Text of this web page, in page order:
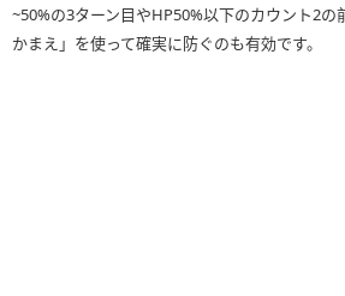
~50%の3ターン目やHP50%以下のカウント2の
かまえ」を使って確実に防ぐのも有効です。